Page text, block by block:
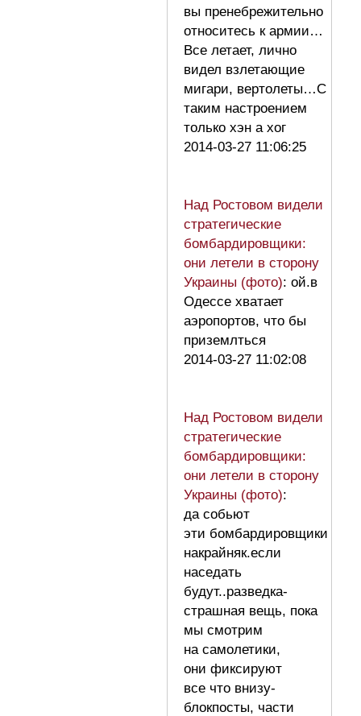
вы пренебрежительно
относитесь к армии…
Все летает, лично
видел взлетающие
мигари, вертолеты…С
таким настроением
только хэн а хог
2014-03-27 11:06:25
Над Ростовом видели
стратегические
бомбардировщики:
они летели в сторону
Украины (фото): ой.в
Одессе хватает
аэропортов, что бы
приземлться
2014-03-27 11:02:08
Над Ростовом видели
стратегические
бомбардировщики:
они летели в сторону
Украины (фото):
да собьют
эти бомбардировщики
накрайняк.если
наседать
будут..разведка-
страшная вещь, пока
мы смотрим
на самолетики,
они фиксируют
все что внизу-
блокпосты, части